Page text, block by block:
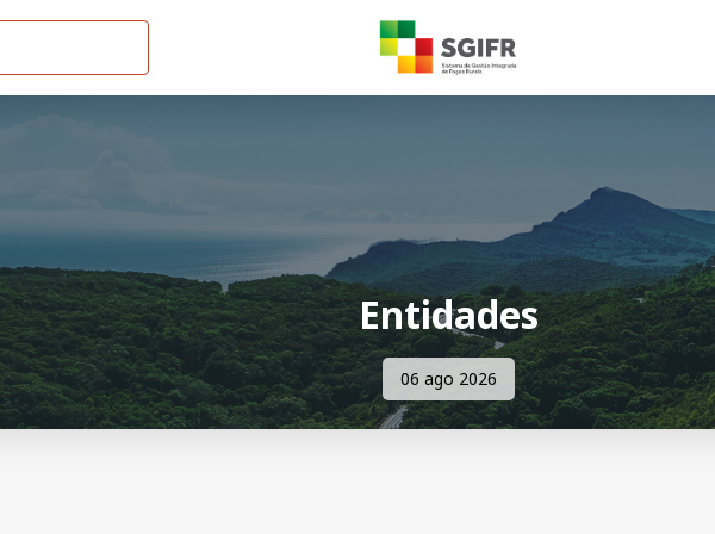
Entidades
06 ago 2026